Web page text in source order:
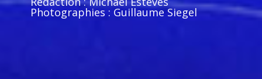
Photographies : Guillaume Siegel